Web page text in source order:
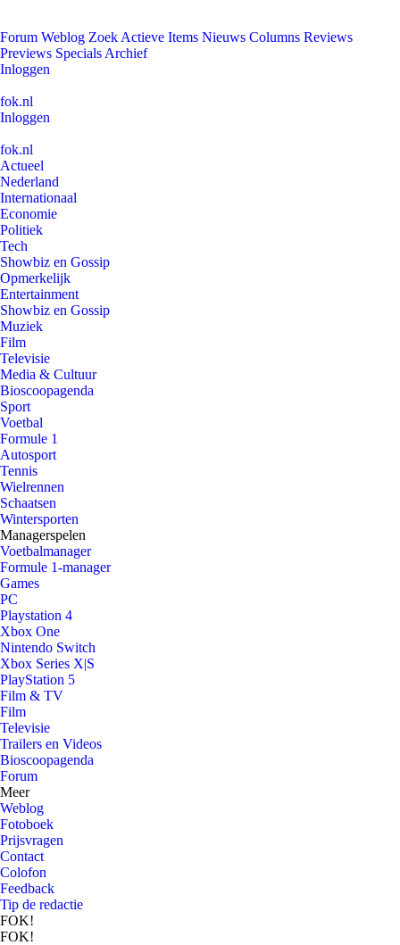
Forum Weblog Zoek Actieve Items Nieuws Columns Reviews
Previews Specials Archief
Inloggen
fok.nl
Inloggen
fok.nl
Actueel
Nederland
Internationaal
Economie
Politiek
Tech
Showbiz en Gossip
Opmerkelijk
Entertainment
Showbiz en Gossip
Muziek
Film
Televisie
Media & Cultuur
Bioscoopagenda
Sport
Voetbal
Formule 1
Autosport
Tennis
Wielrennen
Schaatsen
Wintersporten
Managerspelen
Voetbalmanager
Formule 1-manager
Games
PC
Playstation 4
Xbox One
Nintendo Switch
Xbox Series X|S
PlayStation 5
Film & TV
Film
Televisie
Trailers en Videos
Bioscoopagenda
Forum
Meer
Weblog
Fotoboek
Prijsvragen
Contact
Colofon
Feedback
Tip de redactie
FOK!
FOK!